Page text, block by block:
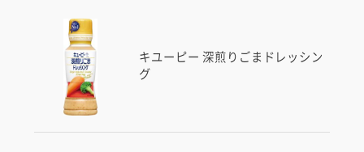
キユーピー 深煎りごまドレッシン
グ